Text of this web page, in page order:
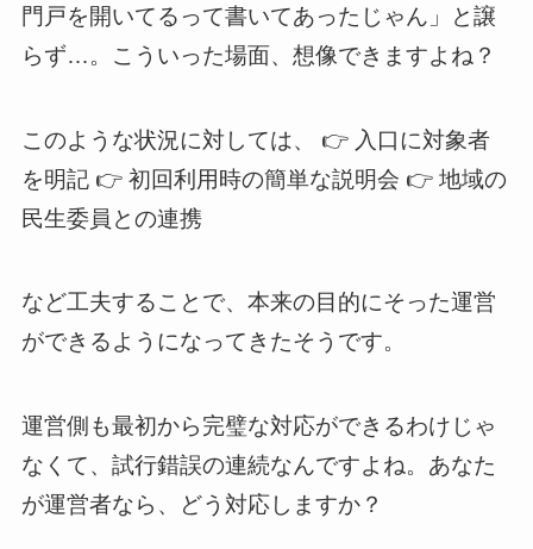
門戸を開いてるって書いてあったじゃん」と譲
らず…。こういった場面、想像できますよね？
このような状況に対しては、 👉 入口に対象者
を明記 👉 初回利用時の簡単な説明会 👉 地域の
民生委員との連携
など工夫することで、本来の目的にそった運営
ができるようになってきたそうです。
運営側も最初から完璧な対応ができるわけじゃ
なくて、試行錯誤の連続なんですよね。あなた
が運営者なら、どう対応しますか？